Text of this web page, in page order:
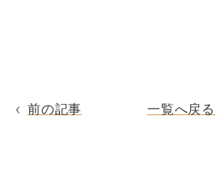
前の記事 一覧へ戻る